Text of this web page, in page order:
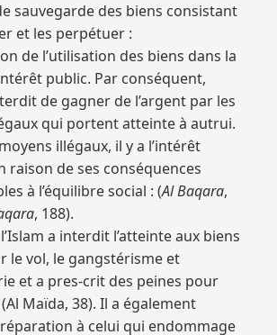
sauvegarde des biens consistant
et les perpétuer :
de l’utilisation des biens dans la
public. Par conséquent,
de gagner de l’argent par les
qui portent atteinte à autrui.
illégaux, il y a l’intérêt
raison de ses conséquences
à l’équilibre social : (Al Baqara,
, 188).
a interdit l’atteinte aux biens
le vol, le gangstérisme et
et a pres-crit des peines pour
Maïda, 38). Il a également
à celui qui endommage